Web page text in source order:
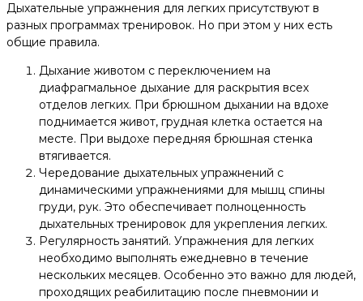
Дыхательные упражнения для легких присутствуют в
разных программах тренировок. Но при этом у них есть
общие правила.
Дыхание животом с переключением на
диафрагмальное дыхание для раскрытия всех
отделов легких. При брюшном дыхании на вдохе
поднимается живот, грудная клетка остается на
месте. При выдохе передняя брюшная стенка
втягивается.
Чередование дыхательных упражнений с
динамическими упражнениями для мышц спины
груди, рук. Это обеспечивает полноценность
дыхательных тренировок для укрепления легких.
Регулярность занятий. Упражнения для легких
необходимо выполнять ежедневно в течение
нескольких месяцев. Особенно это важно для людей,
проходящих реабилитацию после пневмонии и